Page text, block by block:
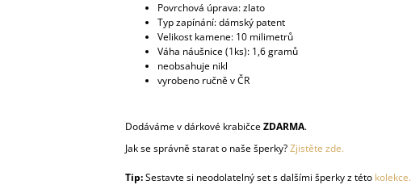
Povrchová úprava: zlato
Typ zapínání: dámský patent
Velikost kamene: 10 milimetrů
Váha náušnice (1ks): 1,6 gramů
neobsahuje nikl
vyrobeno ručně v ČR
Dodáváme v dárkové krabičceZDARMA.
Jak se správně starat o naše šperky?Zjistěte zde.
Tip:Sestavte si neodolatelný set s dalšími šperky z této kolekce.